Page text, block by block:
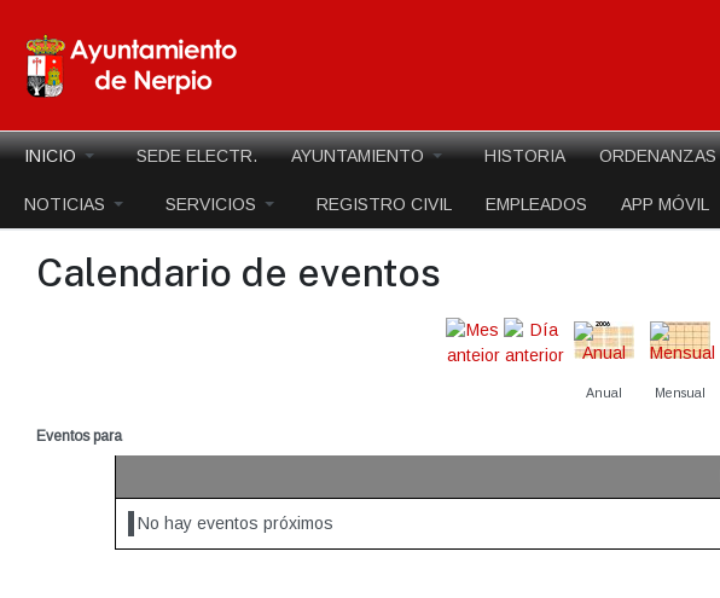
INICIO SEDE ELECTR. AYUNTAMIENTO HISTORIA ORDENANZAS
NOTICIAS SERVICIOS REGISTRO CIVIL EMPLEADOS APP MÓVIL
Calendario de eventos
Anual Mensual
Eventos para
No hay eventos próximos